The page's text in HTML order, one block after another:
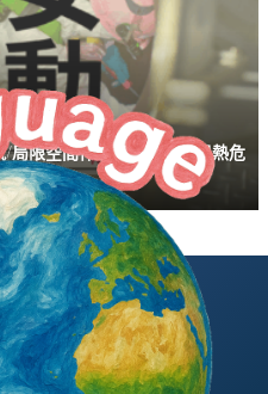
局限空間作業暨戶外高氣溫熱危